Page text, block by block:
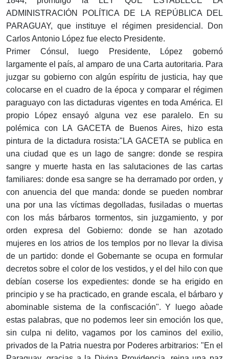
ADMINISTRACIÓN POLÍTICA DE LA REPÚBLICA DEL
PARAGUAY, que instituye el régimen presidencial. Don
Carlos Antonio López fue electo Presidente.
Primer Cónsul, luego Presidente, López gobernó
largamente el país, al amparo de una Carta autoritaria. Para
juzgar su gobierno con algún espíritu de justicia, hay que
colocarse en el cuadro de la época y comparar el régimen
paraguayo con las dictaduras vigentes en toda América. El
propio López ensayó alguna vez ese paralelo. En su
polémica con LA GACETA de Buenos Aires, hizo esta
pintura de la dictadura rosista:"LA GACETA se publica en
una ciudad que es un lago de sangre: donde se respira
sangre y muerte hasta en las salutaciones de las cartas
familiares: donde esa sangre se ha derramado por orden, y
con anuencia del que manda: donde se pueden nombrar
una por una las víctimas degolladas, fusiladas o muertas
con los más bárbaros tormentos, sin juzgamiento, y por
orden expresa del Gobierno: donde se han azotado
mujeres en los atrios de los templos por no llevar la divisa
de un partido: donde el Gobernante se ocupa en formular
decretos sobre el color de los vestidos, y el del hilo con que
debían coserse los expedientes: donde se ha erigido en
principio y se ha practicado, en grande escala, el bárbaro y
abominable sistema de la confiscación". Y luego aòade
estas palabras, que no podemos leer sin emoción los que,
sin culpa ni delito, vagamos por los caminos del exilio,
privados de la Patria nuestra por Poderes arbitrarios: "En el